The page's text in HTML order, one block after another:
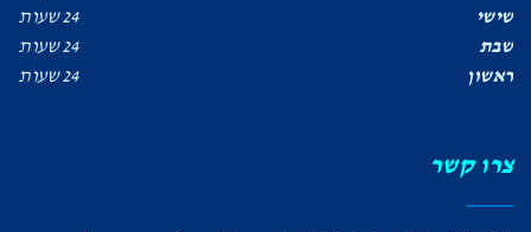
שישי
24 שעות
שבת
24 שעות
ראשון
24 שעות
צרו קשר